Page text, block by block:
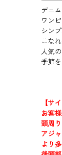
デニ
ワン
シン
こな
人気
季節
【サ
お客
頭周
アジ
より